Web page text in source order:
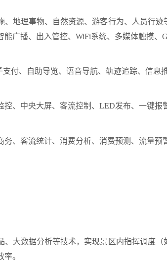
、地理事物、自然资源、游客行为、人员行迹
广播、出入管控、WiFi系统、多媒体触摸、
付、自助导览、语音导航、轨迹追踪、信息推
、中央大屏、客流控制、LED发布、一键报
、客流统计、消费分析、消费预测、流量预
大数据分析等技术，实现景区内指挥调度（
。